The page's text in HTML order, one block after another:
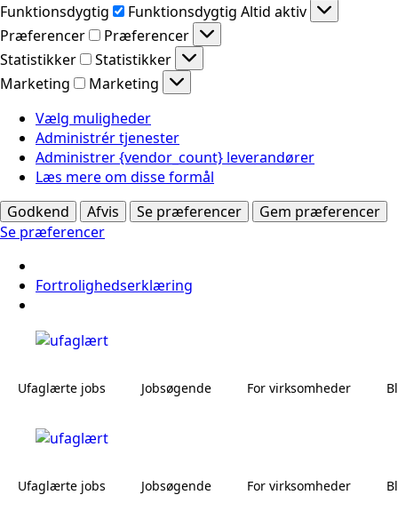
Funktionsdygtig
Funktionsdygtig Altid aktiv
Præferencer
Præferencer
Statistikker
Statistikker
Marketing
Marketing
Vælg muligheder
Administrér tjenester
Administrer {vendor_count} leverandører
Læs mere om disse formål
Godkend
Afvis Se præferencer
Gem præferencer
Se præferencer
Fortrolighedserklæring
Ufaglærte jobs Jobsøgende For virksomheder
Ufaglærte jobs Jobsøgende For virksomheder